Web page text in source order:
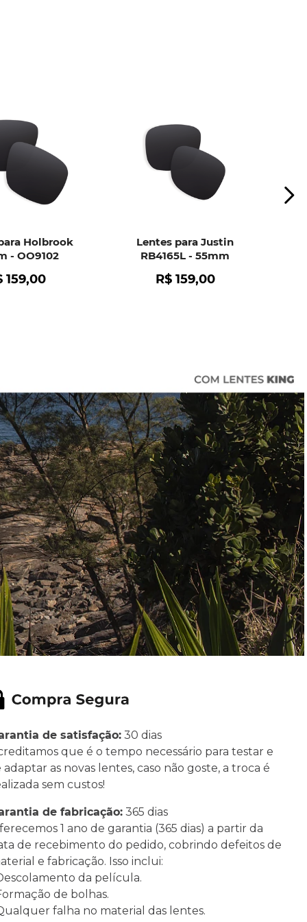
Holbrook
- OO9102
159,00
Lentes para Justin
RB4165L - 55mm
R$ 159,00
de satisfação:30 dias
que é o tempo necessário para testar e
adaptar as novas lentes, caso não goste, a troca é
sem custos!
de fabricação:365 dias
1 ano de garantia (365 dias) a partir da
de recebimento do pedido, cobrindo defeitos de
e fabricação. Isso inclui:
da película.
de bolhas.
falha no material das lentes.